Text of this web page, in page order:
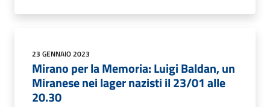
23 GENNAIO 2023
Mirano per la Memoria: Luigi Baldan, un
Miranese nei lager nazisti il 23/01 alle
20.30